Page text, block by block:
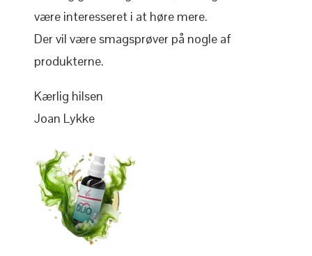
være interesseret i at høre mere.
Der vil være smagsprøver på nogle af
produkterne.
Kærlig hilsen
Joan Lykke